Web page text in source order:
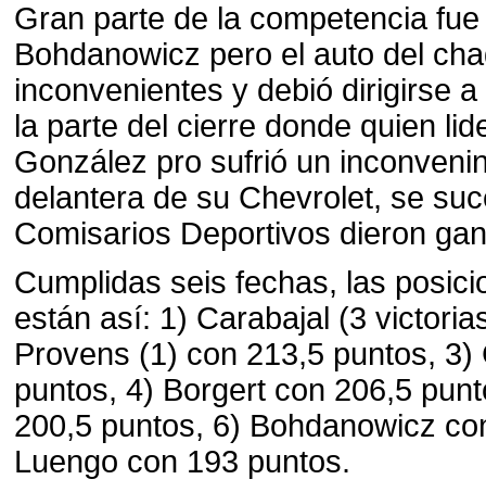
Gran parte de la competencia
Bohdanowicz pero el auto del
inconvenientes y debió dirigirse
la parte del cierre donde quien
González pro sufrió un
delantera de su Chevrolet, se
Comisarios Deportivos dieron
Cumplidas seis fechas, las
están así: 1) Carabajal (3
Provens (1) con 213,5 puntos,
puntos, 4) Borgert con 206,5
200,5 puntos, 6) Bohdanowicz
Luengo con 193 puntos.